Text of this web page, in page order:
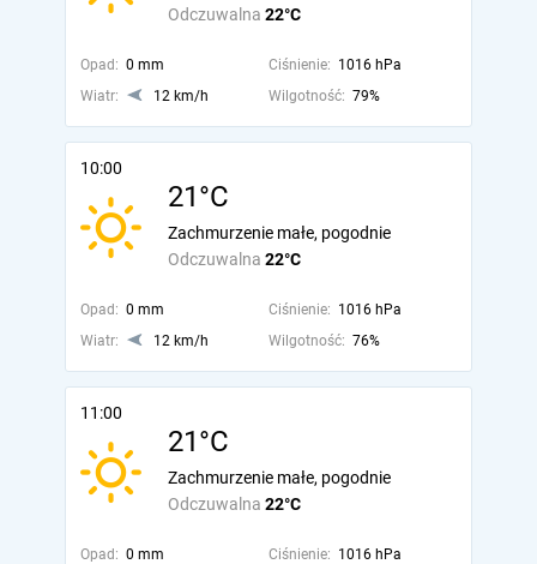
Odczuwalna 22°C
Opad: 0 mm Ciśnienie: 1016 hPa
Wiatr:
12 km/h Wilgotność: 79%
10:00
21°C
Odczuwalna 22°C
Zachmurzenie małe, pogodnie
Opad: 0 mm Ciśnienie: 1016 hPa
Wiatr:
12 km/h Wilgotność: 76%
11:00
21°C
Odczuwalna 22°C
Zachmurzenie małe, pogodnie
Opad: 0 mm Ciśnienie: 1016 hPa